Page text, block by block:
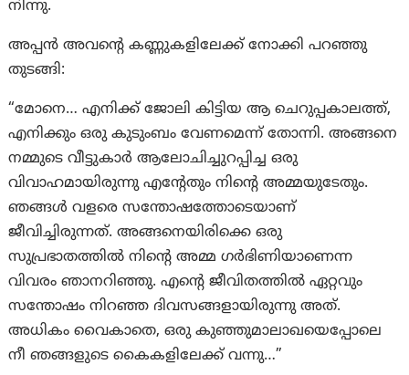
നിന്നു.
അപ്പൻ അവന്റെ കണ്ണുകളിലേക്ക് നോക്കി പറഞ്ഞു
തുടങ്ങി:
“മോനെ… എനിക്ക് ജോലി കിട്ടിയ ആ ചെറുപ്പകാലത്ത്,
എനിക്കും ഒരു കുടുംബം വേണമെന്ന് തോന്നി. അങ്ങനെ
നമ്മുടെ വീട്ടുകാർ ആലോചിച്ചുറപ്പിച്ച ഒരു
വിവാഹമായിരുന്നു എന്റേതും നിന്റെ അമ്മയുടേതും.
ഞങ്ങൾ വളരെ സന്തോഷത്തോടെയാണ്
ജീവിച്ചിരുന്നത്. അങ്ങനെയിരിക്കെ ഒരു
സുപ്രഭാതത്തിൽ നിന്റെ അമ്മ ഗർഭിണിയാണെന്ന
വിവരം ഞാനറിഞ്ഞു. എന്റെ ജീവിതത്തിൽ ഏറ്റവും
സന്തോഷം നിറഞ്ഞ ദിവസങ്ങളായിരുന്നു അത്.
അധികം വൈകാതെ, ഒരു കുഞ്ഞുമാലാഖയെപ്പോലെ
നീ ഞങ്ങളുടെ കൈകളിലേക്ക് വന്നു…”